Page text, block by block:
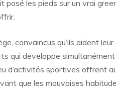
posé les pieds sur un vrai
convaincus qu’ils aident
qui développe
d’activités sportives offrent
que les mauvaises